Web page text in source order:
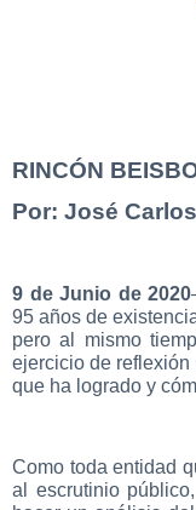
RINCÓN
Por: José
9 de Junio de 2020
95 años de
pero al mismo
ejercicio de
que ha logrado y
Como toda entidad
al escrutinio